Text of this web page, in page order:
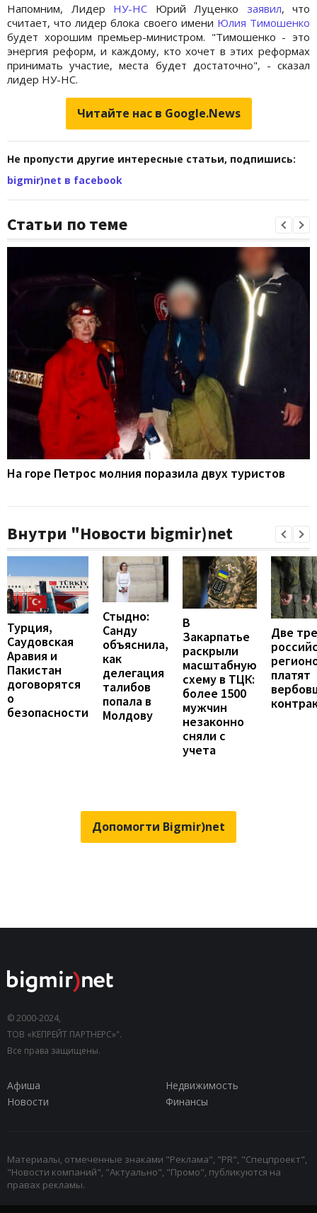
Напомним, Лидер НУ-НС Юрий Луценко заявил, что
считает, что лидер блока своего имени Юлия Тимошенко
будет хорошим премьер-министром. "Тимошенко - это
энергия реформ, и каждому, кто хочет в этих реформах
принимать участие, места будет достаточно", - сказал
лидер НУ-НС.
Читайте нас в Google.News
Не пропусти другие интересные статьи, подпишись:
bigmir)net в facebook
Статьи по теме
На горе Петрос молния поразила двух туристов
Внутри "Новости bigmir)net
Турция,
Саудовская
Аравия и
Пакистан
договорятся
о
безопасности
Стыдно:
Санду
объяснила,
как
делегация
талибов
попала в
Молдову
В
Закарпатье
раскрыли
масштабную
схему в ТЦК:
более 1500
мужчин
незаконно
сняли с
учета
Две
платят
Допомогти Bigmir)net
© 2000-2024,
ТОВ «КЕПРЕЙТ ПАРТНЕРС»".
Все права защищены.
Афиша
Недвижимость
Новости
Финансы
Материалы, отмеченные знаками "Реклама", "PR", "Спецпроект",
"Новости компаний", "Актуально", "Промо", публикуются на
правах рекламы.